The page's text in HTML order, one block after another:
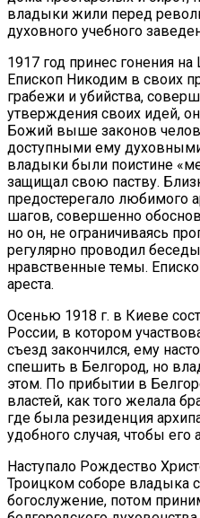
владыки жили перед
духовного учебного
1917 год принес гонения
Епископ Никодим в своих
грабежи и убийства,
утверждения своих идей,
Божий выше законов
доступными ему
владыки были поистине
защищал свою паству.
предостерегало любимого
шагов, совершенно
но он, не ограничиваясь
регулярно проводил
нравственные темы.
ареста.
Осенью 1918 г. в Киеве
России, в котором
съезд закончился, ему
спешить в Белгород, но
этом. По прибытии в
властей, как того желала
где была резиденция
удобного случая, чтобы его
Наступало Рождество
Троицком соборе владыка
богослужение, потом